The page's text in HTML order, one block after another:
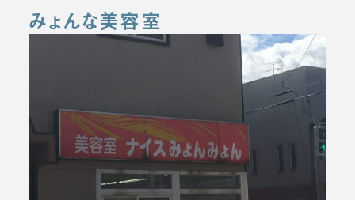
みょんな美容室